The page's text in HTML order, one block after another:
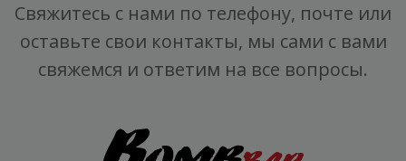
Свяжитесь с нами по телефону, почте или
оставьте свои контакты, мы сами с вами
свяжемся и ответим на все вопросы.